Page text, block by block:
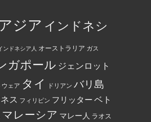
制
裁
と
て
指
さ
れ
い
て
永
カ
ド
に
ス
ム
教
と
記
怒
り、
員
丼
に
っ
お
で
ん
を
ジア インドネシ
ンドネシア人 オーストラリア ガス
ガポール ジェンロット
ウェア タイ ドリアン バリ島
ス フィリピン フリッター ベト
マレーシア マレー人 ラオス